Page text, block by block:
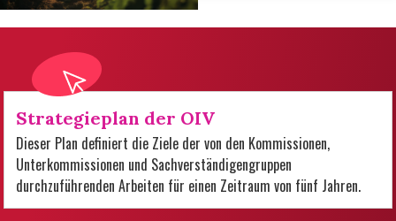
Strategieplan der OIV
Dieser Plan definiert die Ziele der von den Kommissionen,
Unterkommissionen und Sachverständigengruppen
durchzuführenden Arbeiten für einen Zeitraum von fünf Jahren.